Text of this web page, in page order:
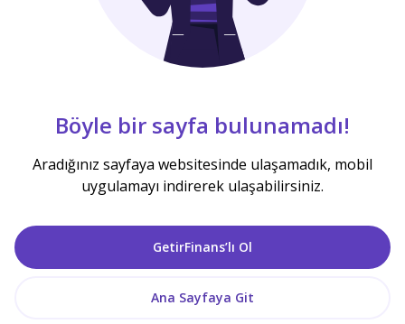
Böyle bir sayfa bulunamadı!
Aradığınız sayfaya websitesinde ulaşamadık, mobil
uygulamayı indirerek ulaşabilirsiniz.
GetirFinans’lı Ol
Ana Sayfaya Git